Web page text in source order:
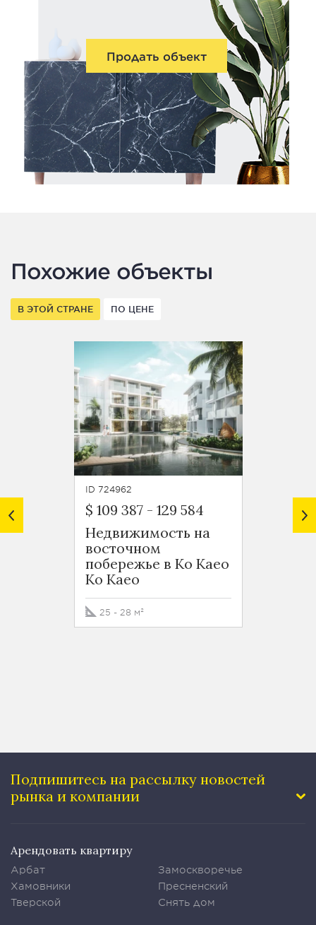
Продать объект
Похожие объекты
В ЭТОЙ СТРАНЕ ПО ЦЕНЕ
ID 724962
$ 109 387- 129 584
Недвижимость на
восточном
побережье в Ко Каео
Ko Kaeo
25 - 28 м²
$
Подпишитесь на рассылку новостей
рынка и компании
Арендовать квартиру
Арбат
Хамовники
Тверской
Замоскворечье
Пресненский
Снять дом